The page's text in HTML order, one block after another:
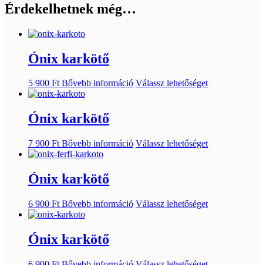
Érdekelhetnek még…
Ónix karkötő
5 900 Ft Bővebb információ Válassz lehetőséget
Ónix karkötő
7 900 Ft Bővebb információ Válassz lehetőséget
Ónix karkötő
6 900 Ft Bővebb információ Válassz lehetőséget
Ónix karkötő